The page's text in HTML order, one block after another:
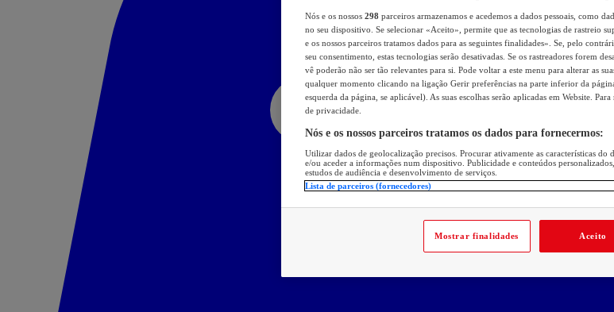
Nós e os nossos 298 parceiros armazenamos e acedemos a dados pessoais, como
no seu dispositivo. Se selecionar «Aceito», permite que as tecnologias de rastreio
e os nossos parceiros tratamos dados para as seguintes finalidades». Se, pelo
seu consentimento, estas tecnologias serão desativadas. Se os rastreadores forem
vê poderão não ser tão relevantes para si. Pode voltar a este menu para alterar as
qualquer momento clicando na ligação Gerir preferências na parte inferior da
esquerda da página, se aplicável). As suas escolhas serão aplicadas em Website.
de privacidade.
Nós e os nossos parceiros tratamos os dados para fornecermos:
Utilizar dados de geolocalização precisos. Procurar ativamente as características
e/ou aceder a informações num dispositivo. Publicidade e conteúdos
estudos de audiência e desenvolvimento de serviços.
Lista de parceiros (fornecedores)
Mostrar finalidades Aceito